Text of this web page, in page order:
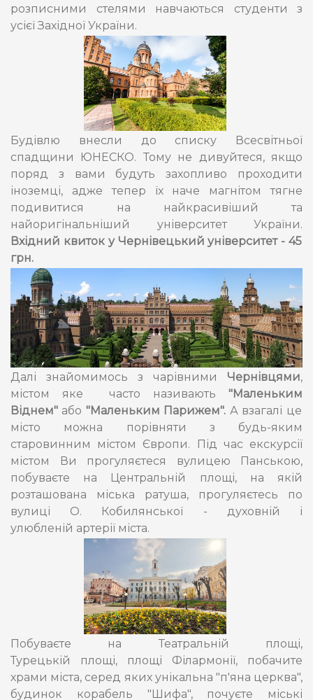
розписними стелями навчаються студенти з
усієї Західної України.
Будівлю внесли до списку Всесвітньої
спадщини ЮНЕСКО. Тому не дивуйтеся, якщо
поряд з вами будуть захопливо проходити
іноземці, адже тепер їх наче магнітом тягне
подивитися на найкрасивіший та
найоригінальніший університет України.
Вхідний квиток у Чернівецький університет - 45
грн.
Далі знайомимось з чарівними Чернівцями,
містом яке
часто називають "Маленьким
Віднем" або "Маленьким Парижем". А взагалі це
місто можна порівняти з будь-яким
старовинним містом Європи. Під час екскурсії
містом Ви прогуляєтеся вулицею Панською,
побуваєте на Центральній площі, на якій
розташована міська ратуша, прогуляєтесь по
вулиці О. Кобилянської - духовній і
улюбленій артерії міста.
Побуваєте на Театральній площі,
Турецькій площі, площі Філармонії, побачите
храми міста, серед яких унікальна "п'яна церква",
будинок корабель "Шифа", почуєте міські